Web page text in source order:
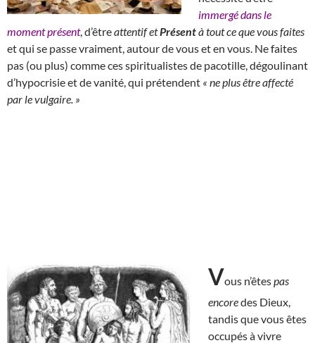
immergé dans le
moment présent, d’êtreattentif etPrésentà tout ce que vous faites
et qui se passe vraiment, autour de vous et en vous. Ne faites
pas (ou plus) comme ces spiritualistes de pacotille, dégoulinant
d’hypocrisie et de vanité, qui prétendent « ne plus être affecté
par le vulgaire. »
Vous n’êtespas
encoredes Dieux,
tandis que vous êtes
occupés à vivre